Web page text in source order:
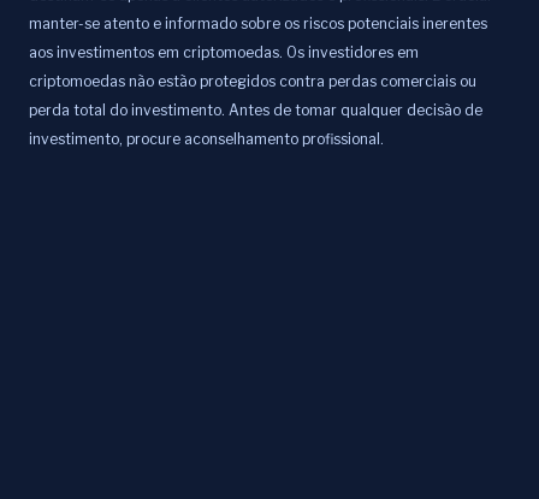
manter-se atento e informado sobre os riscos potenciais inerentes
aos investimentos em criptomoedas. Os investidores em
criptomoedas não estão protegidos contra perdas comerciais ou
perda total do investimento. Antes de tomar qualquer decisão de
investimento, procure aconselhamento profissional.